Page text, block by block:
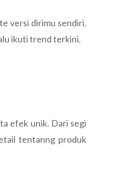
versi dirimu sendiri.
ikuti trend terkini.
efek unik. Dari segi
tentanng produk